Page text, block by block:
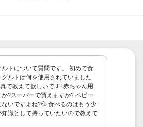
トについて質問です。 初めて食
ルトは何を使用されていました
で教えて欲しいです! 赤ちゃん用
?スーパーで買えますか? ベビー
ないですよね?💦 食べるのはもう少
知識として持っていたいので教えて